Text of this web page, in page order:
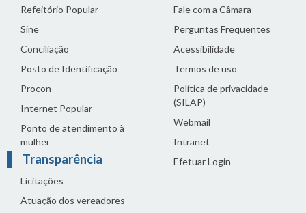
Refeitório Popular
Sine
Conciliação
Posto de Identificação
Procon
Internet Popular
Ponto de atendimento à
mulher
Transparência
Licitações
Atuação dos vereadores
Fale com a Câmara
Perguntas Frequentes
Acessibilidade
Termos de uso
Política de privacidade
(SILAP)
Webmail
Intranet
Efetuar Login